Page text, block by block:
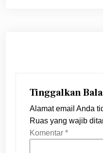
Tinggalkan
Alamat email Anda
Ruas yang wajib
Komentar *